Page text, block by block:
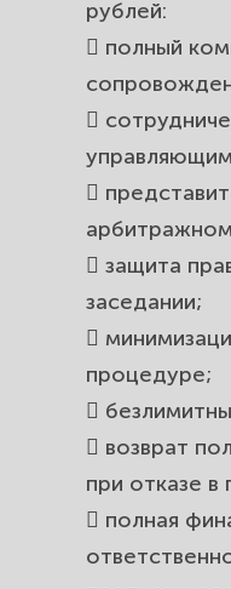
рублей:
 полный


 защита
заседании;

процедуре;

 возврат
при отказе в
 полная